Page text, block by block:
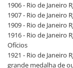
1906 - Rio de Janeiro
1907 - Rio de Janeiro
1909 - Rio de Janeiro
1916 - Rio de Janeiro
Ofícios
1921 - Rio de Janeiro
grande medalha de